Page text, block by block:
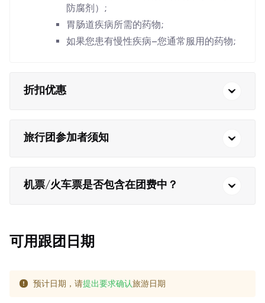
防腐剂）;
胃肠道疾病所需的药物;
如果您患有慢性疾病–您通常服用的药物;
折扣优惠
旅行团参加者须知
机票/火车票是否包含在团费中？
可用跟团日期
预计日期，请提出要求确认旅游日期